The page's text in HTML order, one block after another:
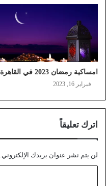
امساكية رمضان 2023 في القاهرة
فبراير 16, 2023
اترك تعليقاً
لن يتم نشر عنوان بريدك الإلكتروني.